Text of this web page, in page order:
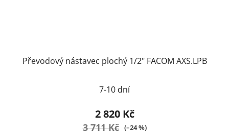
Převodový nástavec plochý 1/2" FACOM AXS.LPB
7-10 dní
2 820 Kč
3 711 Kč (–24 %)